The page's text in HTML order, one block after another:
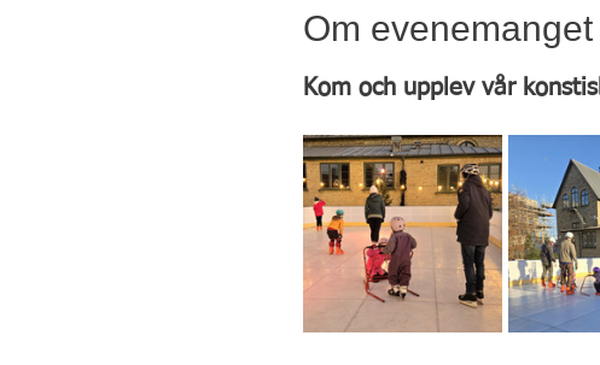
Om evenemanget
Kom och upplev vår